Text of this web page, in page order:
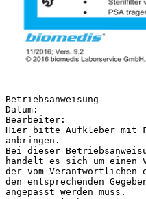
Betriebsanweisung
Datum:
Bearbeiter:
Hier bitte Aufkleber mit
anbringen.
Bei dieser
handelt es sich um einen
der vom Verantwortlichen
den entsprechenden
angepasst werden muss.